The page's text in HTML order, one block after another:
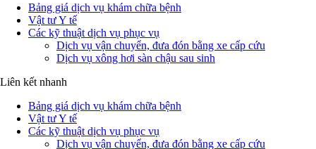
Bảng giá dịch vụ khám chữa bệnh
Vật tư Y tế
Các kỹ thuật dịch vụ phục vụ
Dịch vụ vận chuyển, đưa đón bằng xe cấp cứu
Dịch vụ xông hơi sàn chậu sau sinh
Liên kết nhanh
Bảng giá dịch vụ khám chữa bệnh
Vật tư Y tế
Các kỹ thuật dịch vụ phục vụ
Dịch vụ vận chuyển, đưa đón bằng xe cấp cứu